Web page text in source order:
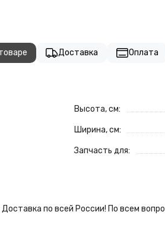
Доставка Оплата
Высота, см:
Ширина, см:
Запчасть для:
по всей России! По всем